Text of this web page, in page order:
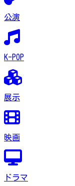
公演
K-POP
展示
映画
ドラマ